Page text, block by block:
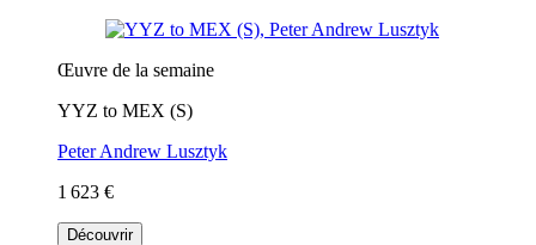
Œuvre de la semaine
YYZ to MEX (S)
Peter Andrew Lusztyk
1 623 €
Découvrir